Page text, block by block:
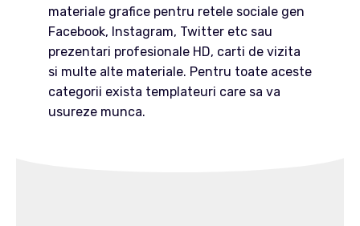
materiale grafice pentru retele sociale gen
Facebook, Instagram, Twitter etc sau
prezentari profesionale HD, carti de vizita
si multe alte materiale. Pentru toate aceste
categorii exista templateuri care sa va
usureze munca.